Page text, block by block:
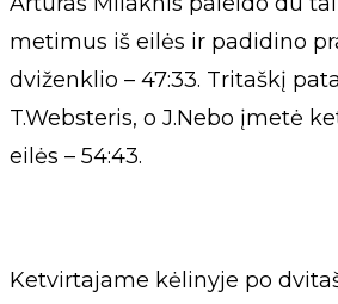
metimus iš eilės ir padidino
dviženklio – 47:33. Tritaškį
T.Websteris, o J.Nebo įmetė
eilės – 54:43.
Ketvirtajame kėlinyje po